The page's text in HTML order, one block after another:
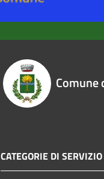
Comune
CATEGORIE DI SERVIZIO